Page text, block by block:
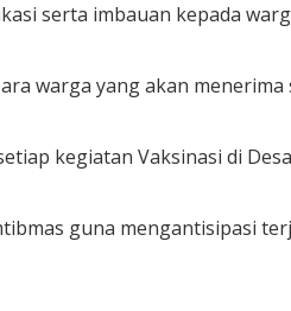
serta imbauan kepada
warga yang akan
kegiatan Vaksinasi di
guna mengantisipasi